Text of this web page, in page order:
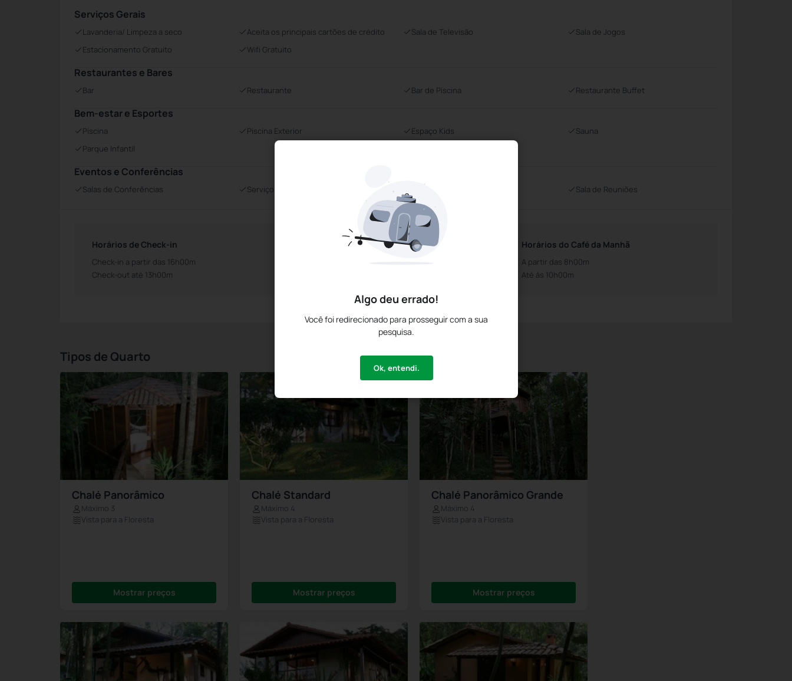
Algo deu errado!
Você foi redirecionado para prosseguir com a sua
pesquisa.
Ok, entendi.
Serviços Gerais
Lavanderia/ Limpeza a seco Aceita os principais cartões de crédito Sala de Televisão
Sala de Jogos
Estacionamento Gratuito
Wifi Gratuito
Restaurantes e Bares
Bar Restaurante Bar de Piscina Restaurante Buffet
Bem-estar e Esportes
Piscina Piscina Exterior Espaço Kids
Sauna
Parque Infantil
Eventos e Conferências
Salas de Conferências Serviço de Casamentos Sala de Reuniões
Horários de Check-in
Check-in a partir das 16h00m
Check-out até 13h00m
Horários da Recepção Horários do Café da Manhã
A partir das 8h00m
Até às 10h00m
Tipos de Quarto
Chalé Panorâmico
Máximo 3
Vista para a Floresta
Mostrar preços
Chalé Standard
Máximo 4
Vista para a Floresta
Mostrar preços
Chalé Panorâmico Grande
Máximo 4
Vista para a Floresta
Mostrar preços